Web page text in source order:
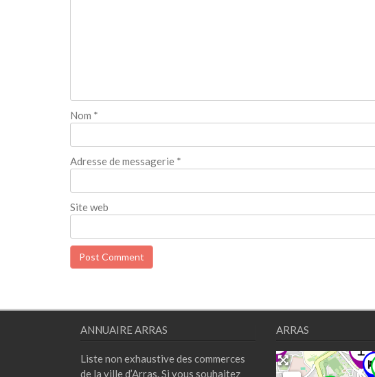
Nom *
Adresse de messagerie *
Site web
ANNUAIRE ARRAS
Liste non exhaustive des commerces
de la ville d’Arras. Si vous souhaitez
ARRAS